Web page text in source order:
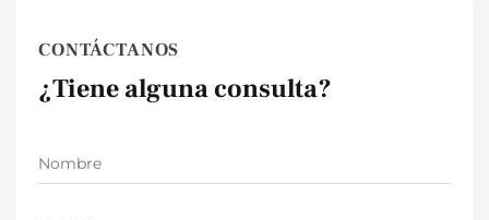
CONTÁCTANOS
¿Tiene alguna consulta?